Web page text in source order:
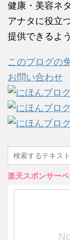
健康・美容ネ
アナタに役立
提供できるよ
このブログの
お問い合わせ
楽天スポンサー